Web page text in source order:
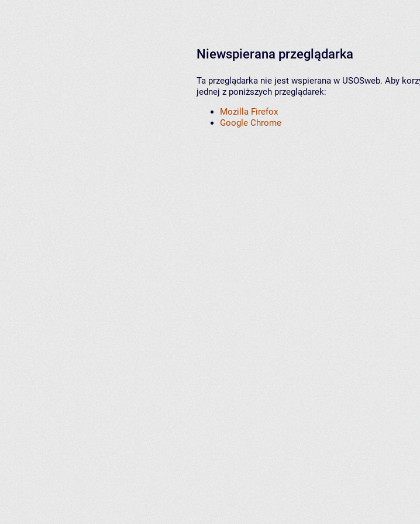
Niewspierana przeglądarka
Ta przeglądarka nie jest wspierana w USOSweb. Aby
jednej z poniższych przeglądarek:
Mozilla Firefox
Google Chrome